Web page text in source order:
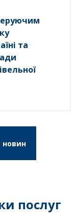
та
новин
послуг